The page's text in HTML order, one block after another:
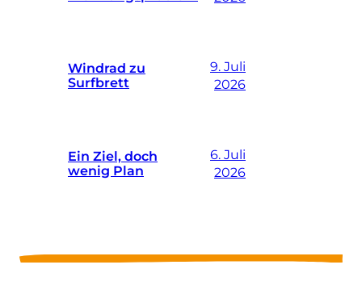
Windrad zu
Surfbrett
9. Juli
2026
Ein Ziel, doch
wenig Plan
6. Juli
2026